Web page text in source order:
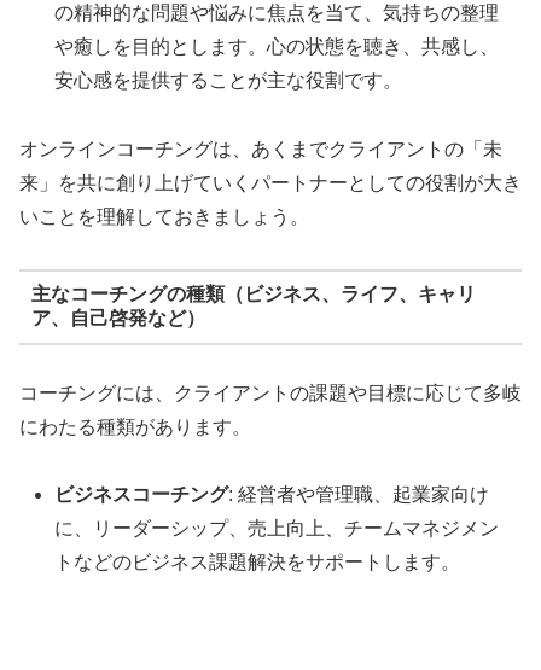
の精神的な問題や悩みに焦点を当て、気持ちの整理
や癒しを目的とします。心の状態を聴き、共感し、
安心感を提供することが主な役割です。
オンラインコーチングは、あくまでクライアントの「未
来」を共に創り上げていくパートナーとしての役割が大き
いことを理解しておきましょう。
主なコーチングの種類（ビジネス、ライフ、キャリ
ア、自己啓発など）
コーチングには、クライアントの課題や目標に応じて多岐
にわたる種類があります。
ビジネスコーチング: 経営者や管理職、起業家向け
に、リーダーシップ、売上向上、チームマネジメン
トなどのビジネス課題解決をサポートします。